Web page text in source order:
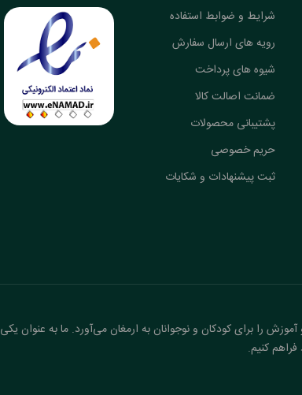
شرایط و ضوابط استفاده
رویه های ارسال سفارش
شیوه های پرداخت
ضمانت اصالت کالا
پشتیبانی محصولات
حریم خصوصی
ثبت پیشنهادات و شکایات
را برای کودکان و نوجوانان به ارمغان می‌آورد. ما به عنوان
کنیم.